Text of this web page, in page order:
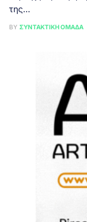
της...
BY ΣΥΝΤΑΚΤΙΚΉ ΟΜΆΔΑ